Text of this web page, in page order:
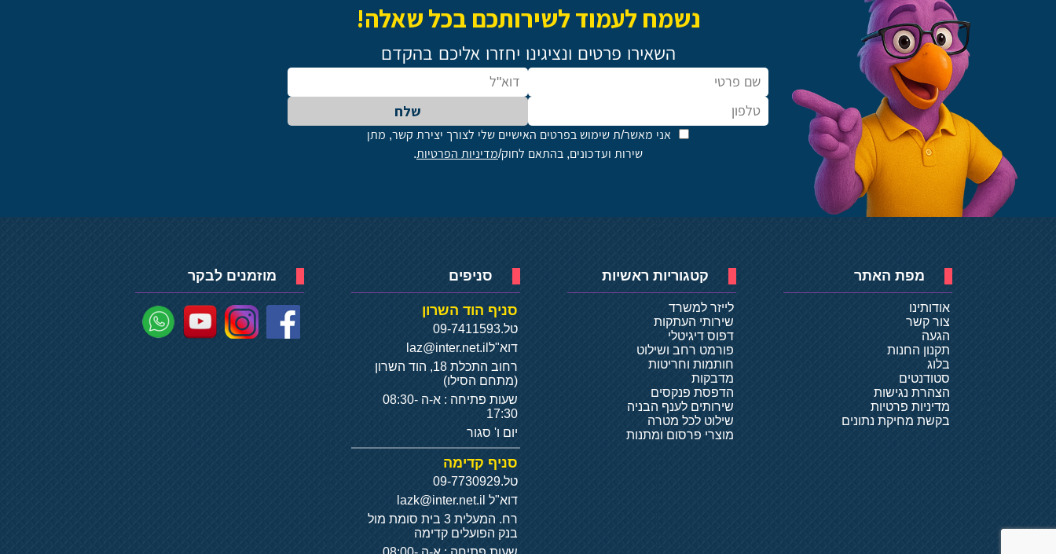
נשמח לעמוד לשירותכם בכל שאלה!
השאירו פרטים ונציגינו יחזרו אליכם בהקדם
שלח
אני מאשר/ת שימוש בפרטים האישיים שלי לצורך יצירת קשר, מתן
שירות ועדכונים, בהתאם לחוק/מדיניות הפרטיות.
מפת האתר
אודותינו
צור קשר
הגעה
תקנון החנות
בלוג
סטודנטים
הצהרת נגישות
מדיניות פרטיות
בקשת מחיקת נתונים
קטגוריות ראשיות
לייזר למשרד
שירותי העתקות
דפוס דיגיטלי
פורמט רחב ושילוט
חותמות וחריטות
מדבקות
הדפסת פנקסים
שירותים לענף הבניה
שילוט לכל מטרה
מוצרי פרסום ומתנות
סניפים
סניף הוד השרון
טל.09-7411593
דוא"ל laz@inter.net.il
רחוב התכלת 18, הוד השרון
(מתחם הסילו)
שעות פתיחה : א-ה 08:30-
17:30
יום ו' סגור
סניף קדימה
טל.09-7730929
דוא"ל
רח. המעלית 3 בית סומת מול
בנק הפועלים קדימה
מוזמנים לבקר